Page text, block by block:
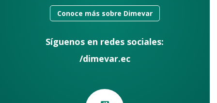
Conoce más sobre Dimevar
Síguenos en redes sociales:
/dimevar.ec